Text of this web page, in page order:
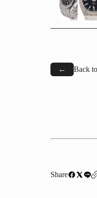
← Back
Share